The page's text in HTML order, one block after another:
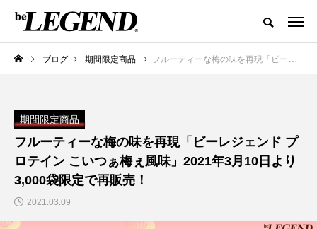
ブログ 期間限定商品 フルーティーな梅の味を再現「ビーレジェンド プロテイン こいつぁ梅ぇ風味」2021年3月10日より3,000袋限定で再販売！
期間限定商品
フルーティーな梅の味を再現「ビーレジェンド プ
ロテイン こいつぁ梅ぇ風味」2021年3月10日より
3,000袋限定で再販売！
2021.03.09